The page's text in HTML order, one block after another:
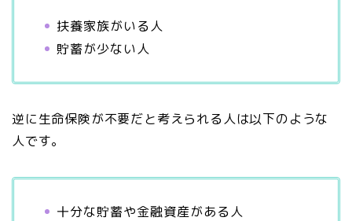
扶養家族がいる人
貯蓄が少ない人
逆に生命保険が不要だと考えられる人は以下のような
人です。
十分な貯蓄や金融資産がある人